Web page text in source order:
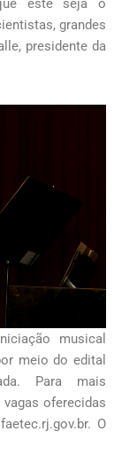
este seja o
grandes
presidente da
musical
meio do edital
Para mais
oferecidas
O